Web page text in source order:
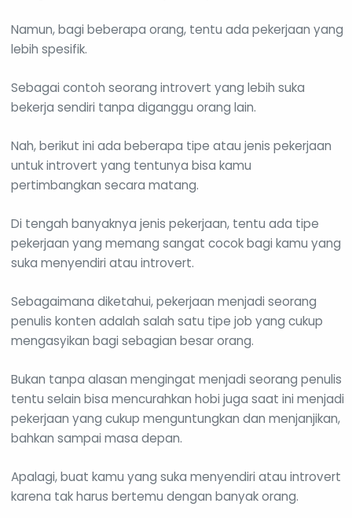
Namun, bagi beberapa orang, tentu ada pekerjaan yang
lebih spesifik.
Sebagai contoh seorang introvert yang lebih suka
bekerja sendiri tanpa diganggu orang lain.
Nah, berikut ini ada beberapa tipe atau jenis pekerjaan
untuk introvert yang tentunya bisa kamu
pertimbangkan secara matang.
Di tengah banyaknya jenis pekerjaan, tentu ada tipe
pekerjaan yang memang sangat cocok bagi kamu yang
suka menyendiri atau introvert.
Sebagaimana diketahui, pekerjaan menjadi seorang
penulis konten adalah salah satu tipe job yang cukup
mengasyikan bagi sebagian besar orang.
Bukan tanpa alasan mengingat menjadi seorang penulis
tentu selain bisa mencurahkan hobi juga saat ini menjadi
pekerjaan yang cukup menguntungkan dan menjanjikan,
bahkan sampai masa depan.
Apalagi, buat kamu yang suka menyendiri atau introvert
karena tak harus bertemu dengan banyak orang.